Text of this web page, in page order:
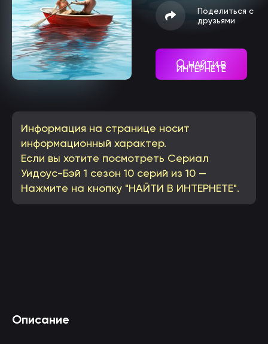
Поделиться с
друзьями
НАЙТИ В
ИНТЕРНЕТЕ
Информация на странице носит
информационный характер.
Если вы хотите посмотреть Сериал
Уидоус-Бэй 1 сезон 10 серий из 10 —
Нажмите на кнопку "НАЙТИ В ИНТЕРНЕТЕ".
(вы будете перенаправлены на другой сайт)
Описание